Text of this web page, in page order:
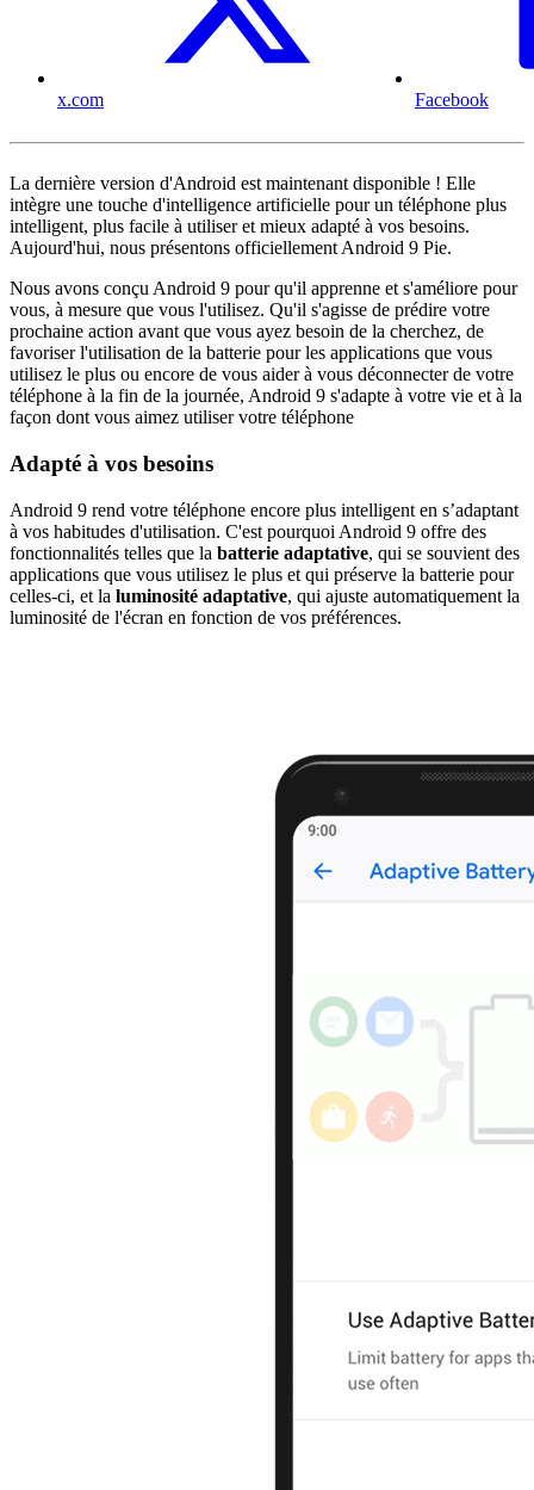
x.com Facebook
La dernière version d'Android est maintenant disponible ! Elle
intègre une touche d'intelligence artificielle pour un téléphone plus
intelligent, plus facile à utiliser et mieux adapté à vos besoins.
Aujourd'hui, nous présentons officiellement Android 9 Pie.
Nous avons conçu Android 9 pour qu'il apprenne et s'améliore pour
vous, à mesure que vous l'utilisez. Qu'il s'agisse de prédire votre
prochaine action avant que vous ayez besoin de la cherchez, de
favoriser l'utilisation de la batterie pour les applications que vous
utilisez le plus ou encore de vous aider à vous déconnecter de votre
téléphone à la fin de la journée, Android 9 s'adapte à votre vie et à la
façon dont vous aimez utiliser votre téléphone
Adapté à vos besoins
Android 9 rend votre téléphone encore plus intelligent en s’adaptant
à vos habitudes d'utilisation. C'est pourquoi Android 9 offre des
fonctionnalités telles que la batterie adaptative, qui se souvient des
applications que vous utilisez le plus et qui préserve la batterie pour
celles-ci, et la luminosité adaptative, qui ajuste automatiquement la
luminosité de l'écran en fonction de vos préférences.